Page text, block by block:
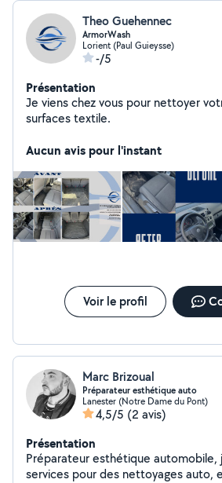
Theo Guehennec
ArmorWash
Lorient (Paul Guieysse)
-/5
Présentation
Je viens chez vous pour nettoyer
surfaces textile.
Aucun avis pour l'instant
Voir le profil
Marc Brizoual
Préparateur esthétique auto
Lanester (Notre Dame du Pont)
4,5/5 (2 avis)
Présentation
Préparateur esthétique automobile,
services pour des nettoyages auto,